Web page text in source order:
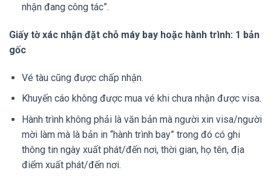
nhận đang công tác”.
Giấy tờ xác nhận đặt chỗ máy bay hoặc hành trình: 1 bản
gốc
Vé tàu cũng được chấp nhận.
Khuyến cáo không được mua vé khi chưa nhận được visa.
Hành trình không phải là văn bản mà người xin visa/người
mời làm mà là bản in “hành trình bay” trong đó có ghi
thông tin ngày xuất phát/đến nơi, thời gian, họ tên, địa
điểm xuất phát/đến nơi.